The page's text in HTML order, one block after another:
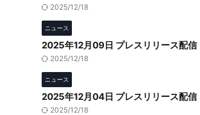
2025/12/18
ニュース
2025年12月09日 プレスリリース配信
2025/12/18
ニュース
2025年12月04日 プレスリリース配信
2025/12/18